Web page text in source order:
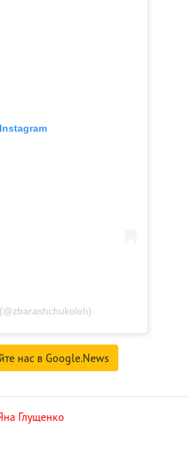
нас в Google.News
Глущенко